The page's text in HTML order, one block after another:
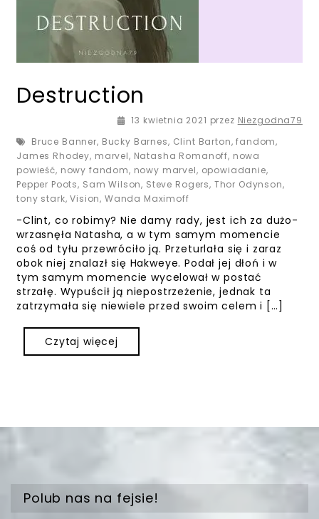
Destruction
13 kwietnia 2021 przez Niezgodna79
Bruce Banner, Bucky Barnes, Clint Barton,fandom,
James Rhodey, marvel, Natasha Romanoff, nowa
powieść, nowy fandom, nowy marvel, opowiadanie,
Pepper Poots, Sam Wilson, Steve Rogers, Thor Odynson,
tony stark,Vision, Wanda Maximoff
-Clint, co robimy? Nie damy rady, jest ich za dużo-
wrzasnęła Natasha, a w tym samym momencie
coś od tyłu przewróciło ją. Przeturlała się i zaraz
obok niej znalazł się Hakweye. Podał jej dłoń i w
tym samym momencie wycelował w postać
strzałę. Wypuścił ją niepostrzeżenie, jednak ta
zatrzymała się niewiele przed swoim celem i […]
Czytaj więcej
Polub nas na fejsie!